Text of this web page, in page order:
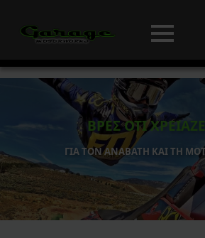
ΒΡΕΣ ΟΤΙ
ΓΙΑ ΤΟΝ ΑΝΑΒΑΤΗ ΚΑΙ ΤΗ